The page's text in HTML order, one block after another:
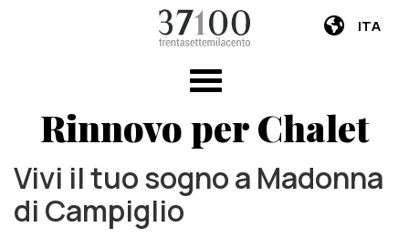
ITA
Rinnovo per Chalet
Vivi il tuo sogno a Madonna
di Campiglio